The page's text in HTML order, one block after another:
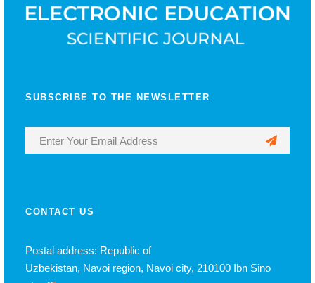
SUBSCRIBE TO THE NEWSLETTER
CONTACT US
Postal address: Republic of
Uzbekistan, Navoi region, Navoi city, 210100 Ibn Sino